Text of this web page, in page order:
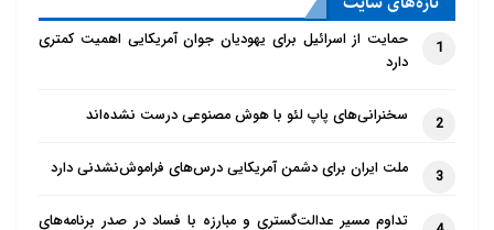
1
حمایت از اسرائیل برای یهودیان جوان آمریکایی اهمیت کمتری
دارد
2 سخنرانی‌های پاپ لئو با هوش مصنوعی درست نشده‌اند
3 ملت ایران برای دشمن آمریکایی درس‌های فراموش‌نشدنی دارد
تداوم مسیر عدالت‌گستری و مبارزه با فساد در صدر برنامه‌های